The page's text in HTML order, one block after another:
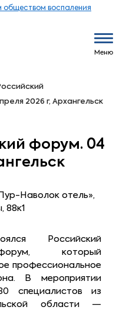
воспаления
Меню
2026 г, Архангельск
форум. 04
Наволок отель»,
88к1
Российский
форум, который
профессиональное
В мероприятии
специалистов из
области —